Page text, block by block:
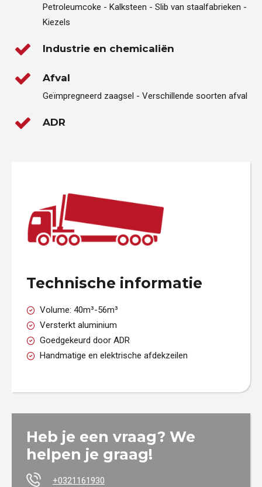
Petroleumcoke - Kalksteen - Slib van staalfabrieken -
Kiezels
Industrie en chemicaliën
Afval
Geïmpregneerd zaagsel - Verschillende soorten afval
ADR
Technische informatie
Volume: 40m³-56m³
Versterkt aluminium
Goedgekeurd door ADR
Handmatige en elektrische afdekzeilen
Heb je een vraag? We
helpen je graag!
+0321161930